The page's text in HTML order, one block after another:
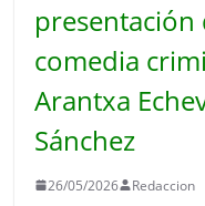
presentación
comedia
Arantxa
Sánchez
26/05/2026 Redaccion